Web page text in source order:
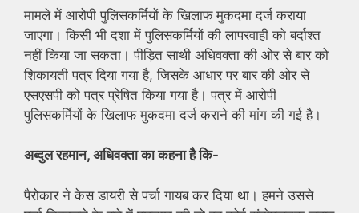
मामले में आरोपी पुलिसकर्मियों के खिलाफ मुकदमा दर्ज कराया
जाएगा। किसी भी दशा में पुलिसकर्मियों की लापरवाही को बर्दाश्त
नहीं किया जा सकता। पीड़ित साथी अधिवक्ता की ओर से बार को
शिकायती पत्र दिया गया है, जिसके आधार पर बार की ओर से
एसएसपी को पत्र प्रेषित किया गया है। पत्र में आरोपी
पुलिसकर्मियों के खिलाफ मुकदमा दर्ज कराने की मांग की गई है।
अब्दुल रहमान, अधिवक्ता का कहना है कि-
पैरोकार ने केस डायरी से पर्चा गायब कर दिया था। हमने उससे